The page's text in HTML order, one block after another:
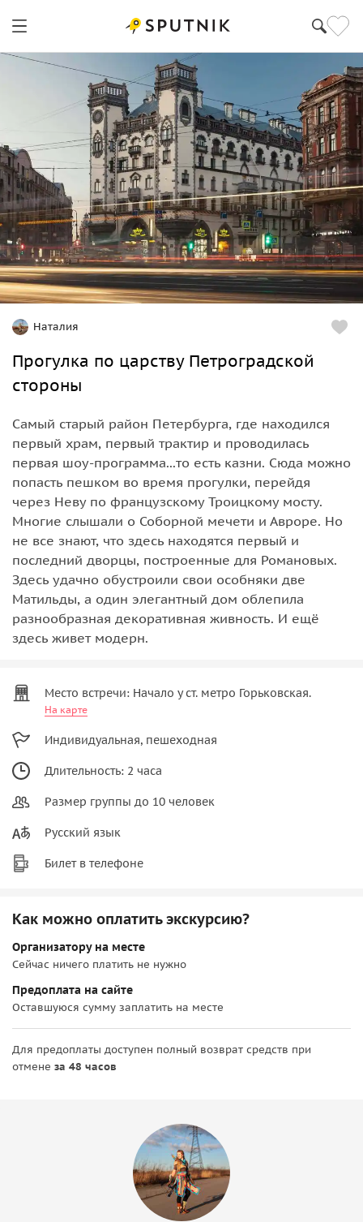
Наталия
Прогулка по царству Петроградской
стороны
Самый старый район Петербурга, где находился
первый храм, первый трактир и проводилась
первая шоу-программа...то есть казни. Сюда можно
попасть пешком во время прогулки, перейдя
через Неву по французскому Троицкому мосту.
Многие слышали о Соборной мечети и Авроре. Но
не все знают, что здесь находятся первый и
последний дворцы, построенные для Романовых.
Здесь удачно обустроили свои особняки две
Матильды, а один элегантный дом облепила
разнообразная декоративная живность. И ещё
здесь живет модерн.
Место встречи: Начало у ст. метро Горьковская.
На карте
Индивидуальная, пешеходная
Длительность: 2 часа
Размер группы до 10 человек
Русский язык
Билет в телефоне
Как можно оплатить экскурсию?
Организатору на месте
Сейчас ничего платить не нужно
Предоплата на сайте
Оставшуюся сумму заплатить на месте
Для предоплаты доступен полный возврат средств при
отмене за 48 часов